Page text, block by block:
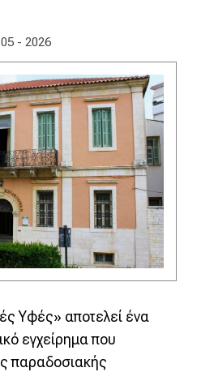
- 2026
Υφές» αποτελεί ένα
εγχείρημα που
παραδοσιακής